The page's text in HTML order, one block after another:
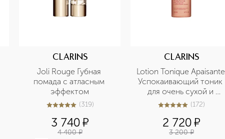
CLARINS
Joli Rouge Губная
помада с атласным
эффектом
4.9из5319 (319)
3 740¤
4 400 ¤
CLARINS
Lotion Tonique Apaisante
Успокаивающий тоник
для очень сухой и
чувствительной кожи
5из 5172 (172)
2 720¤
3 200 ¤